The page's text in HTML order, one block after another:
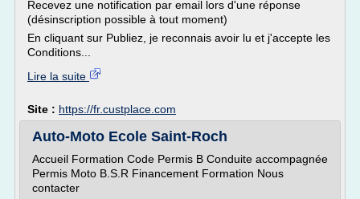
Recevez une notification par email lors d'une réponse
(désinscription possible à tout moment)
En cliquant sur Publiez, je reconnais avoir lu et j'accepte les
Conditions...
Lire la suite
Site : https://fr.custplace.com
Auto-Moto Ecole Saint-Roch
Accueil Formation Code Permis B Conduite accompagnée
Permis Moto B.S.R Financement Formation Nous
contacter